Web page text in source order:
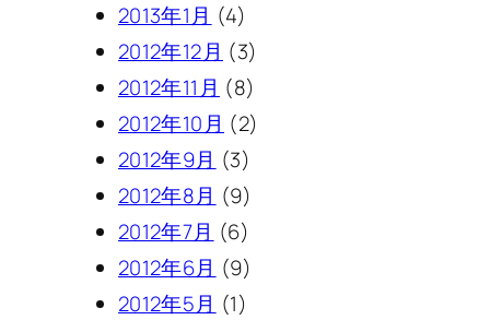
2013年1月 (4)
2012年12月 (3)
2012年11月 (8)
2012年10月 (2)
2012年9月 (3)
2012年8月 (9)
2012年7月 (6)
2012年6月 (9)
2012年5月 (1)